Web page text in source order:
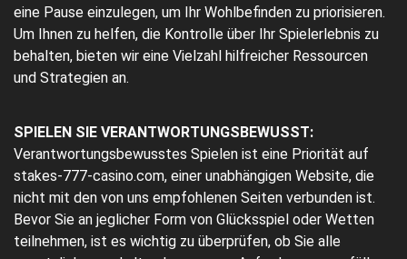
eine Pause einzulegen, um Ihr Wohlbefinden zu priorisieren.
Um Ihnen zu helfen, die Kontrolle über Ihr Spielerlebnis zu
behalten, bieten wir eine Vielzahl hilfreicher Ressourcen
und Strategien an.
SPIELEN SIE VERANTWORTUNGSBEWUSST:
Verantwortungsbewusstes Spielen ist eine Priorität auf
stakes-777-casino.com, einer unabhängigen Website, die
nicht mit den von uns empfohlenen Seiten verbunden ist.
Bevor Sie an jeglicher Form von Glücksspiel oder Wetten
teilnehmen, ist es wichtig zu überprüfen, ob Sie alle